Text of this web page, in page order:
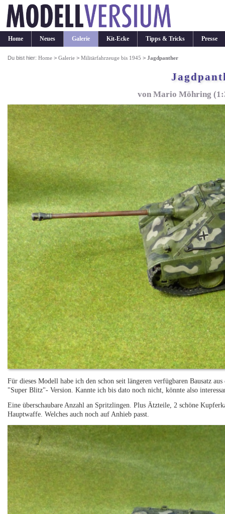
Home Neues Galerie Kit-Ecke Tipps & Tricks Presse
Du bist hier:Home >Galerie >Militärfahrzeuge bis 1945 >Jagdpanther
von Mario Möhring
Für dieses Modell habe ich den schon seit längeren verfügbaren Bausatz
"Super Blitz"- Version. Kannte ich bis dato noch nicht, könnte also
Eine überschaubare Anzahl an Spritzlingen. Plus Ätzteile, 2 schöne
Hauptwaffe. Welches auch noch auf Anhieb passt.